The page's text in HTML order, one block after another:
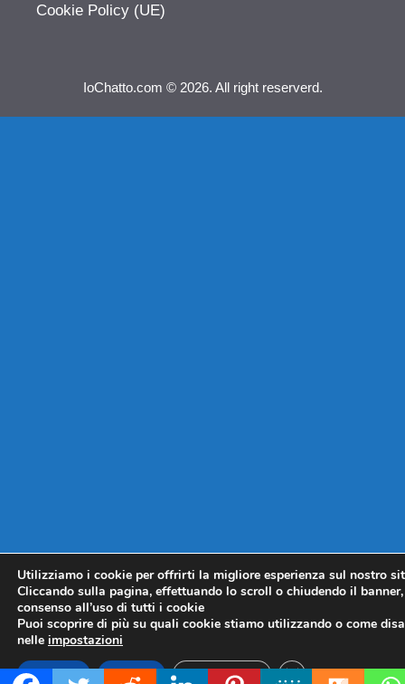
Cookie Policy (UE)
IoChatto.com © 2026. All right reserverd.
Utilizziamo i cookie per offrirti la migliore esperienza sul nostro
Cliccando sulla pagina, effettuando lo scroll o chiudendo il
consenso all’uso di tutti i cookie
Puoi scoprire di più su quali cookie stiamo utilizzando o come
nelle impostazioni
Accetta Rifiuta Impostazioni CLOSE GDPR